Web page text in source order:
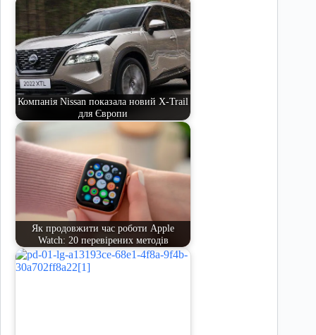
Компанія Nissan показала новий X-Trail
для Європи
Як продовжити час роботи Apple
Watch: 20 перевірених методів